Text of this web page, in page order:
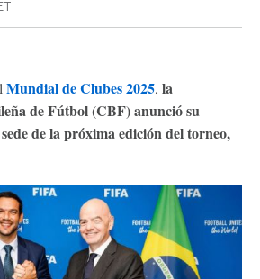
Mundial de Clubes 2025, la
de Fútbol (CBF) anunció su
de la próxima edición del torneo,